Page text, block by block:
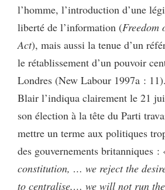
l’homme, l’introduction d’une
liberté de l’information (Freedom
Act), mais aussi la tenue d’un
le rétablissement d’un pouvoir
Londres (New Labour 1997a :
Blair l’indiqua clairement le 21
son élection à la tête du Parti
mettre un terme aux politiques
des gouvernements britanniques :
constitution, … we reject the
to centralise,… we will not run